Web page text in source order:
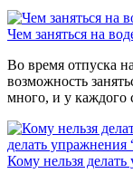
Чем заняться на
Во время отпуска
возможность
много, и у каждого
делать упражнения
Кому нельзя